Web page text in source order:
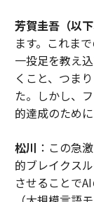
芳賀圭吾（以下
ます。これま
一投足を教え
くこと、つま
た。しかし、
的達成のため
松川 ：この急
的ブレイクス
させることで